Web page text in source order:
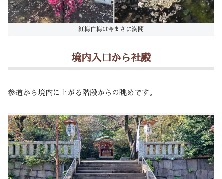
紅梅白梅は今まさに満開
境内入口から社殿
参道から境内に上がる階段からの眺めです。